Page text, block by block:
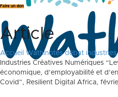
Faire un don
Article
Accueil Wathinotes débat
Industries Créatives Numériques
économique, d’employabilité et
Covid”, Resilient Digital Africa,